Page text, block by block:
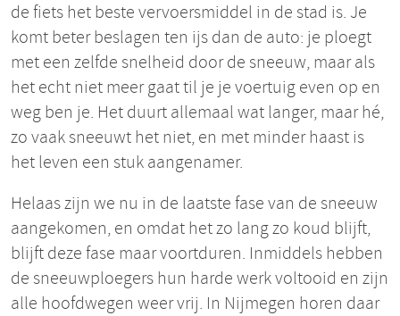
de fiets het beste vervoersmiddel in de stad is. Je
komt beter beslagen ten ijs dan de auto: je ploegt
met een zelfde snelheid door de sneeuw, maar als
het echt niet meer gaat til je je voertuig even op en
weg ben je. Het duurt allemaal wat langer, maar hé,
zo vaak sneeuwt het niet, en met minder haast is
het leven een stuk aangenamer.
Helaas zijn we nu in de laatste fase van de sneeuw
aangekomen, en omdat het zo lang zo koud blijft,
blijft deze fase maar voortduren. Inmiddels hebben
de sneeuwploegers hun harde werk voltooid en zijn
alle hoofdwegen weer vrij. In Nijmegen horen daar